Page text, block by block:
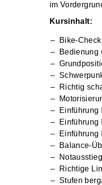
im
Kursinhalt:
Bike-
Bedienung
Richtig
Einführung
Einführung
Einführung
Balance-
Notausstieg
Richtige
Stufen